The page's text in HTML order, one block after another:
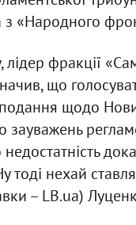
«Народного
лідер фракції
що
щодо
зауважень
тоді нехай
– LB.ua)